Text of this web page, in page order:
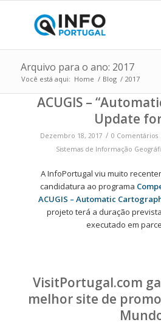
Arquivo para o ano: 2017
Você está aqui: Home / Blog / 2017
ACUGIS –
Update for
Dezembro 18, 2017 / 0 Comentários
Sistemas de Informação
A InfoPortugal viu muito
candidatura ao programa
ACUGIS – Automatic
projeto terá a duração
executado em
VisitPortugal.com
melhor site de